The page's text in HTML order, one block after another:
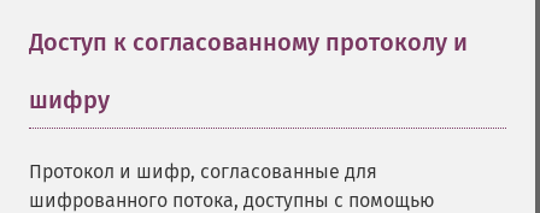
Доступ к согласованному протоколу и
шифру
Протокол и шифр, согласованные для
шифрованного потока, доступны с помощью